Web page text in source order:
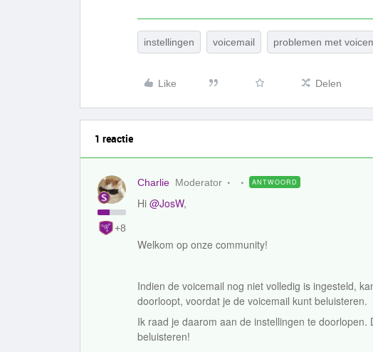
instellingen voicemail problemen met
Like Delen
1 reactie
+8
Charlie Moderator ANTWOORD
Hi @JosW,
Welkom op onze community!
Indien de voicemail nog niet volledig is ingesteld,
doorloopt, voordat je de voicemail kunt beluisteren.
Ik raad je daarom aan de instellingen te
beluisteren!